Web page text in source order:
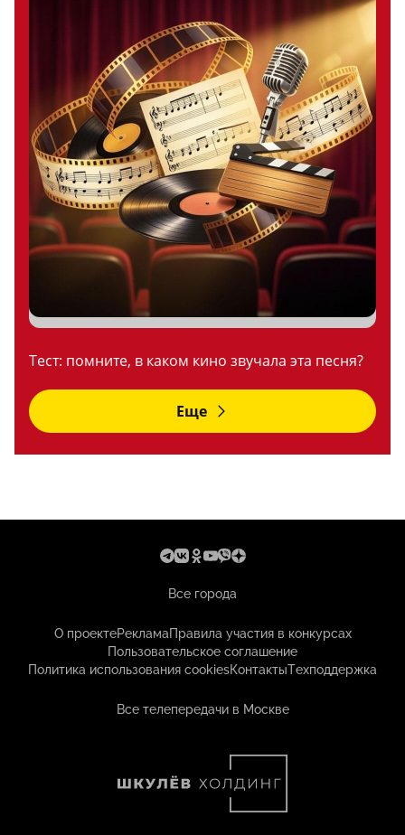
Тест: помните, в каком кино звучала эта песня?
Еще
Все города
О проектеРекламаПравила участия в конкурсах
Пользовательское соглашение
Политика использования cookiesКонтактыТехподдержка
Все телепередачи в Москве